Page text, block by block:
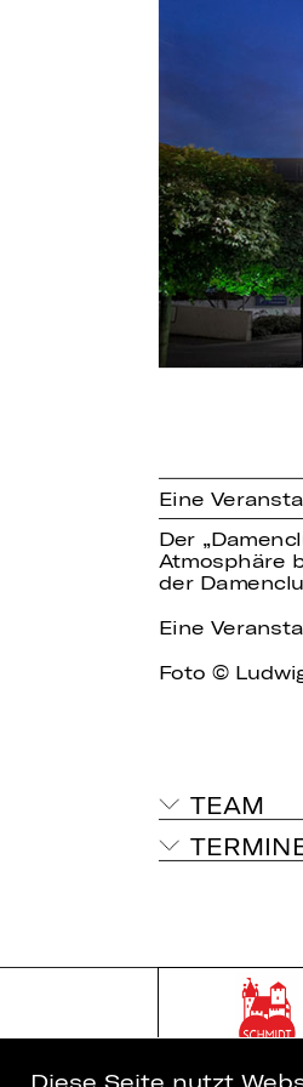
Eine
Der
Atmosphäre
der
Eine
Foto ©
TEAM
Diese Seite nutzt